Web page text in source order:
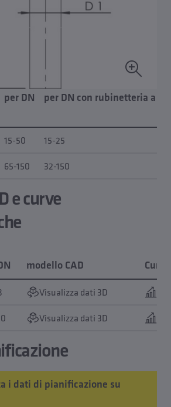
per DN per DN con rubinetteria a
15-50 15-25
65-150 32-150
e curve
modello CAD
Visualizza dati 3D
Visualizza dati 3D
i dati di pianificazione su